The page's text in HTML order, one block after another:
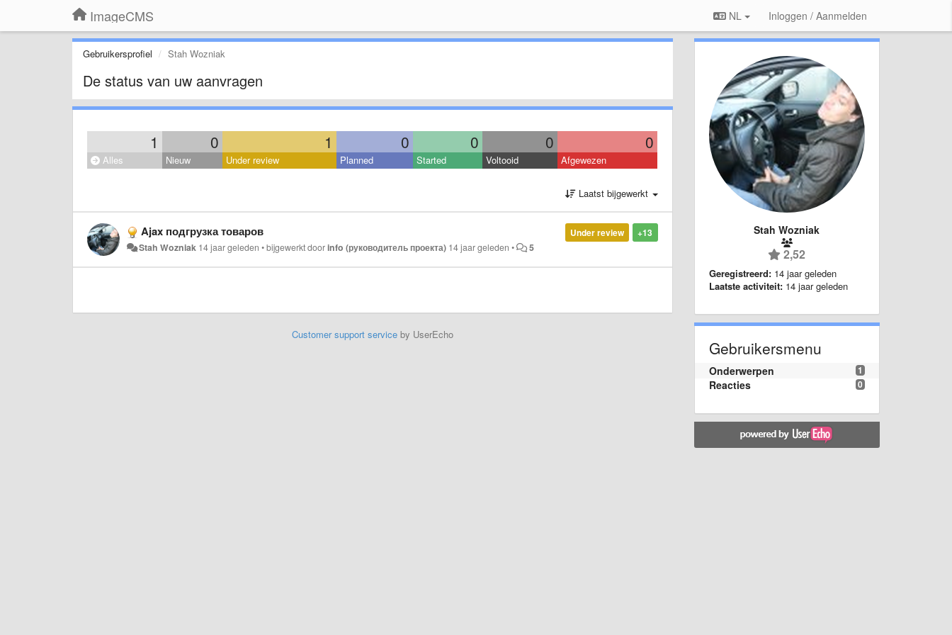
ImageCMS NL Inloggen / Aanmelden
Gebruikersprofiel Stah Wozniak
De status van uw aanvragen
1 0 1 0 0 0 0
Alles Nieuw Under review Planned Started Voltooid Afgewezen
Laatst bijgewerkt
+13
Under review
Ajax подгрузка товаров
Stah Wozniak 14 jaar geleden •bijgewerkt doorinfo (руководитель проекта) 14 jaar geleden • 5
Customer support serviceby UserEcho
Stah Wozniak
2,52
Geregistreerd: 14 jaar geleden
Laatste activiteit: 14 jaar geleden
Gebruikersmenu
1
Onderwerpen
0
Reacties